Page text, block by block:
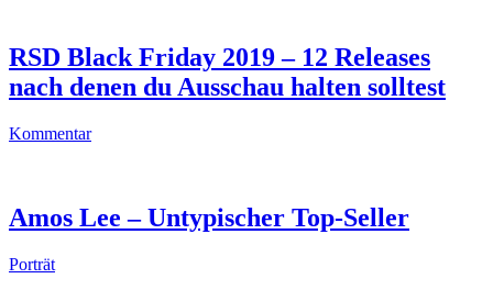
RSD Black Friday 2019 – 12 Releases
nach denen du Ausschau halten solltest
Kommentar
Amos Lee – Untypischer Top-Seller
Porträt